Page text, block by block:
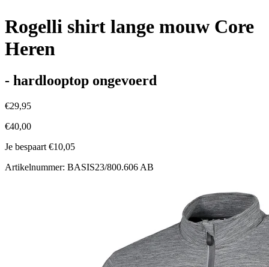
Rogelli shirt lange mouw Core
Heren
- hardlooptop ongevoerd
€29,95
€40,00
Je bespaart €10,05
Artikelnummer: BASIS23/800.606 AB